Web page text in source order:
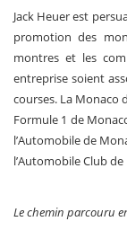
Jack Heuer est
promotion des
montres et les
entreprise soient
courses. La Monaco
Formule 1 de
l’Automobile de
l’Automobile Club
Le chemin parcouru